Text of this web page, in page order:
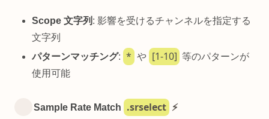
Scope 文字列 : 影響を受けるチャンネルを指定する
文字列
パターンマッチング: * や [1-10] 等のパターンが
使用可能
Sample Rate Match .srselect ⚡